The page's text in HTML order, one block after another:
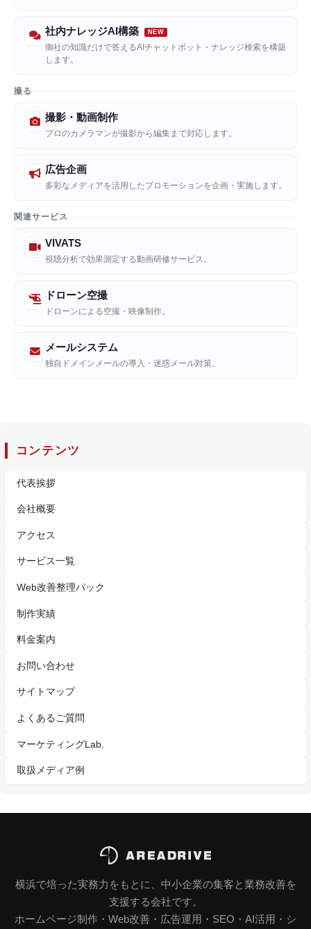
社内ナレッジAI構築
御社の知識だけで答えるAIチャットボット・ナレッジ検索を構築
します。
撮る
撮影・動画制作
プロのカメラマンが撮影から編集まで対応します。
広告企画
多彩なメディアを活用したプロモーションを企画・実施します。
関連サービス
VIVATS
視聴分析で効果測定する動画研修サービス。
ドローン空撮
ドローンによる空撮・映像制作。
メールシステム
独自ドメインメールの導入・迷惑メール対策。
コンテンツ
代表挨拶
会社概要
アクセス
サービス一覧
Web改善整理パック
制作実績
料金案内
お問い合わせ
サイトマップ
よくあるご質問
マーケティングLab.
取扱メディア例
横浜で培った実務力をもとに、中小企業の集客と業務改善を
支援する会社です。
ホームページ制作・Web改善・広告運用・SEO・AI活用・シ